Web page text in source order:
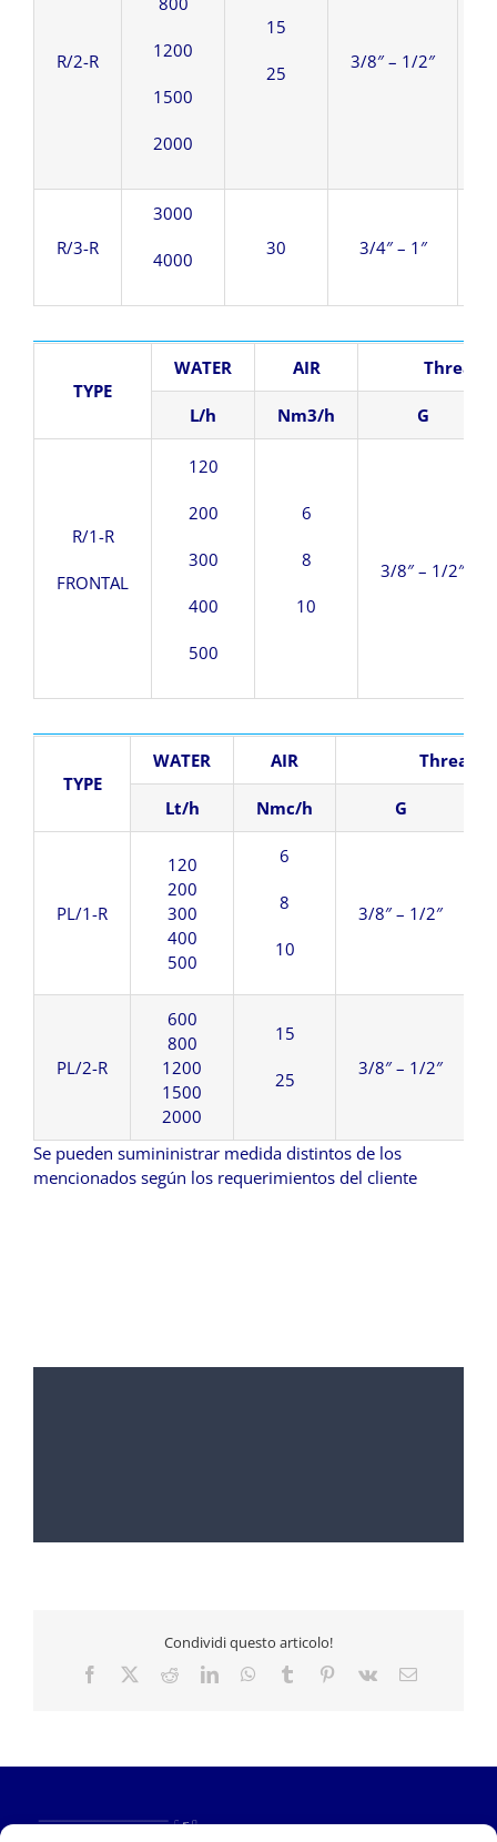
R/2-R 1200
1500
2000
15
25
3/8″ – 1/2″
R/3-R
3000
4000
30 3/4″ – 1″
TYPE
WATER AIR
L/h Nm3/h G
R/1-R
FRONTAL
120
200
300
400
500
6
8
10
3/8″ – 1/2″
TYPE
WATER AIR
Lt/h Nmc/h G
PL/1-R
120
200
300
400
500
6
8
10
3/8″ – 1/2″
PL/2-R
600
800
1200
1500
2000
15
25
3/8″ – 1/2″
Se pueden sumininistrar medida distintos de los
mencionados según los requerimientos del cliente
Condividi questo articolo!
Facebook RedditLinkedInWhatsApp
Tumblr Pinterest
Vk Email